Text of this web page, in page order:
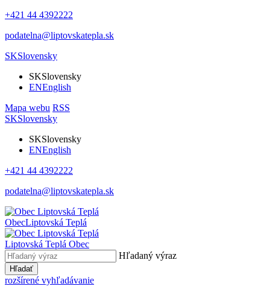
+421 44 4392222
podatelna@liptovskatepla.sk
SKSlovensky
SKSlovensky
ENEnglish
Mapa webu RSS
SKSlovensky
SKSlovensky
ENEnglish
+421 44 4392222
podatelna@liptovskatepla.sk
ObecLiptovská Teplá
Liptovská Teplá Obec
Hľadaný výraz
Hľadať
rozšírené vyhľadávanie